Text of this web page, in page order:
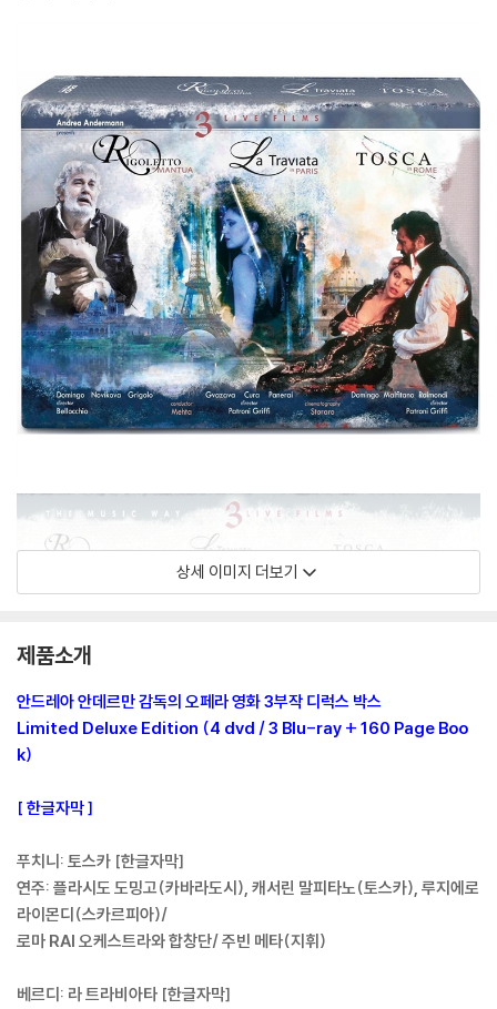
상세 이미지 더보기
제품소개
안드레아 안데르만 감독의 오페라 영화 3부작 디럭스 박스
Limited Deluxe Edition (4 dvd / 3 Blu-ray + 160 Page Boo
k)
[ 한글자막 ]
푸치니: 토스카 [한글자막]
연주: 플라시도 도밍고(카바라도시), 캐서린 말피타노(토스카), 루지에로
라이몬디(스카르피아)/
로마 RAI 오케스트라와 합창단/ 주빈 메타(지휘)
베르디: 라 트라비아타 [한글자막]